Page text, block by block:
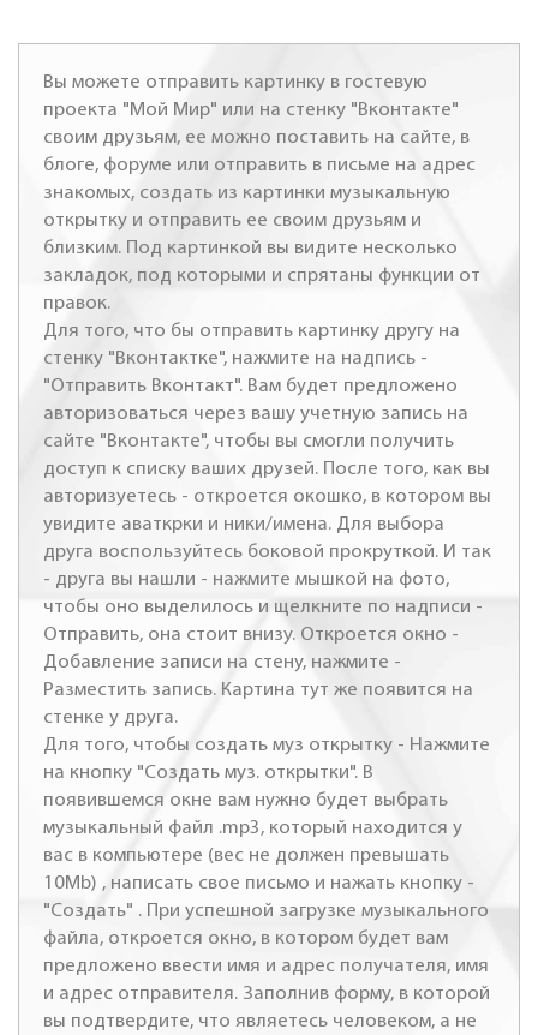
Вы можете отправить картинку в гостевую
проекта "Мой Мир" или на стенку "Вконтакте"
своим друзьям, ее можно поставить на сайте, в
блоге, форуме или отправить в письме на адрес
знакомых, создать из картинки музыкальную
открытку и отправить ее своим друзьям и
близким. Под картинкой вы видите несколько
закладок, под которыми и спрятаны функции от
правок.
Для того, что бы отправить картинку другу на
стенку "Вконтактке", нажмите на надпись -
"Отправить Вконтакт". Вам будет предложено
авторизоваться через вашу учетную запись на
сайте "Вконтакте", чтобы вы смогли получить
доступ к списку ваших друзей. После того, как вы
авторизуетесь - откроется окошко, в котором вы
увидите аваткрки и ники/имена. Для выбора
друга воспользуйтесь боковой прокруткой. И так
- друга вы нашли - нажмите мышкой на фото,
чтобы оно выделилось и щелкните по надписи -
Отправить, она стоит внизу. Откроется окно -
Добавление записи на стену, нажмите -
Разместить запись. Картина тут же появится на
стенке у друга.
Для того, чтобы создать муз открытку - Нажмите
на кнопку "Создать муз. открытки". В
появившемся окне вам нужно будет выбрать
музыкальный файл .mp3, который находится у
вас в компьютере (вес не должен превышать
10Mb) , написать свое письмо и нажать кнопку -
"Создать" . При успешной загрузке музыкального
файла, откроется окно, в котором будет вам
предложено ввести имя и адрес получателя, имя
и адрес отправителя. Заполнив форму, в которой
вы подтвердите, что являетесь человеком, а не